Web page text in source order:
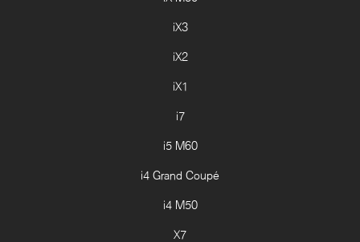
iX3
iX2
iX1
i7
i5 M60
i4 Grand Coupé
i4 M50
X7